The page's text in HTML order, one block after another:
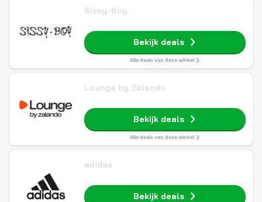
Sissy-Boy
Bekijk deals
Alle deals van deze winkel
Lounge by Zalando
Bekijk deals
Alle deals van deze winkel
adidas
Bekijk deals